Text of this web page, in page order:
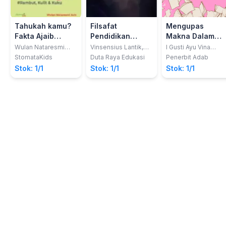
Tahukah kamu?
Fakta Ajaib
Tubuh Manusia -
Rambut, Kulit &
Kuku
Wulan Nataresmi
Aziz
StomataKids
Stok: 1/1
Filsafat
Pendidikan
Sains; Aliran
Progressivisme
Dalam
Pendidikan Sains
Vinsensius Lantik,
M.Pd.; Prof. Dr.
Jumadi, M.Pd.
Duta Raya Edukasi
Stok: 1/1
Mengupas
Makna Dalam
Komunikasi
Verbal
I Gusti Ayu Vina
Widiadnya Putri,
Agung Ayu Dian
Andriyani,
Penerbit Adab
Stok: 1/1